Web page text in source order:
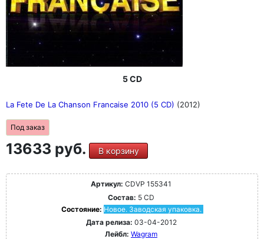
5 CD
La Fete De La Chanson Francaise 2010 (5 CD) (2012)
Под заказ
13633 руб. В корзину
Артикул: CDVP 155341
Состав: 5 CD
Состояние: Новое. Заводская упаковка.
Дата релиза: 03-04-2012
Лейбл: Wagram